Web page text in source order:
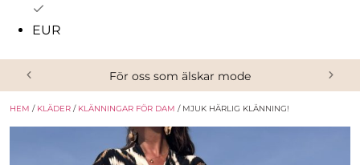
EUR
För oss som älskar mode
HEM / KLÄDER / KLÄNNINGAR FÖR DAM / MJUK HÄRLIG KLÄNNING!